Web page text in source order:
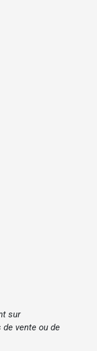
sur
vente ou de